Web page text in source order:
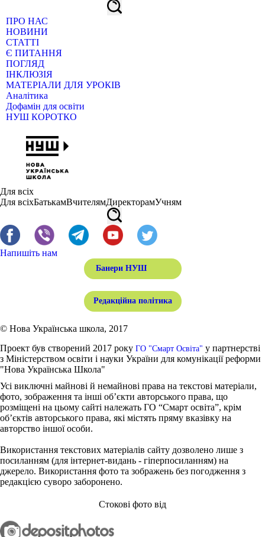
ПРО НАС
НОВИНИ
СТАТТІ
Є ПИТАННЯ
ПОГЛЯД
ІНКЛЮЗІЯ
МАТЕРІАЛИ ДЛЯ УРОКІВ
Аналітика
Дофамін для освіти
НУШ КОРОТКО
Для всіх
Для всіхБатькамВчителямДиректорамУчням
Напишіть нам
Банери НУШ
Редакційна політика
© Нова Українська школа, 2017
Проект був створений 2017 року ГО "Смарт Освіта" у партнерстві
з Міністерством освіти і науки України для комунікації реформи
"Нова Українська Школа"
Усі виключні майнові й немайнові права на текстові матеріали,
фото, зображення та інші об’єкти авторського права, що
розміщені на цьому сайті належать ГО “Смарт освіта”, крім
об’єктів авторського права, які містять пряму вказівку на
авторство іншої особи.
Використання текстових матеріалів сайту дозволено лише з
посиланням (для інтернет-видань - гіперпосиланням) на
джерело. Використання фото та зображень без погодження з
редакцією суворо заборонено.
Стокові фото від